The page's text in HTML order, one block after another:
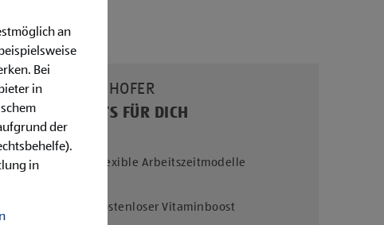
UNSERE HOFER
BENEFITS FÜR DICH
Flexible Arbeitszeitmodelle
Kostenloser Vitaminboost
an
Bei
in
der
in